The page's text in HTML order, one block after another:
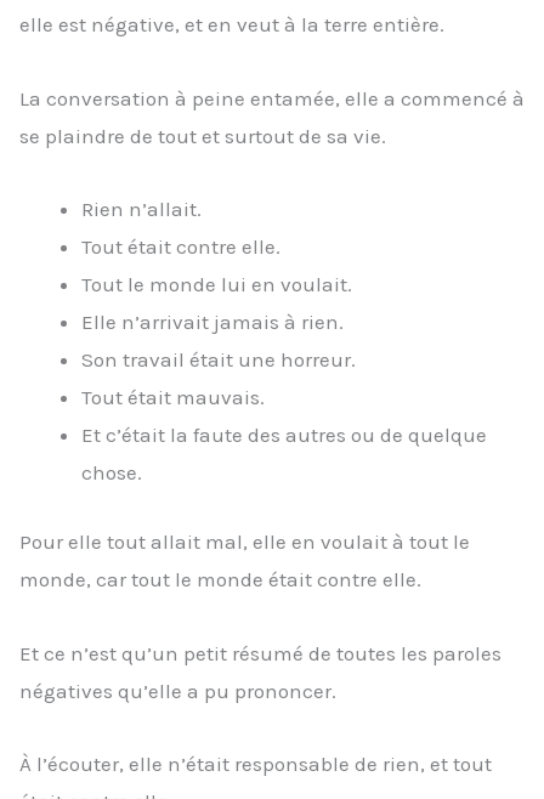
elle est négative, et en veut à la terre entière.
La conversation à peine entamée, elle a commencé à
se plaindre de tout et surtout de sa vie.
Rien n’allait.
Tout était contre elle.
Tout le monde lui en voulait.
Elle n’arrivait jamais à rien.
Son travail était une horreur.
Tout était mauvais.
Et c’était la faute des autres ou de quelque
chose.
Pour elle tout allait mal, elle en voulait à tout le
monde, car tout le monde était contre elle.
Et ce n’est qu’un petit résumé de toutes les paroles
négatives qu’elle a pu prononcer.
À l’écouter, elle n’était responsable de rien, et tout